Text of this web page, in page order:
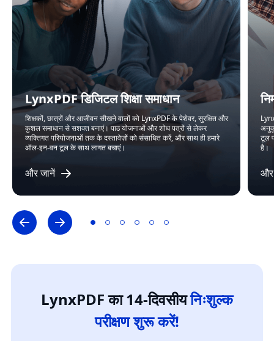
LynxPDF डिजिटल शिक्षा समाधान
शिक्षकों, छात्रों और आजीवन सीखने वालों को LynxPDF के पेशेवर, सुरक्षित और
कुशल समाधान से सशक्त बनाएं। पाठ योजनाओं और शोध पत्रों से लेकर
व्यक्तिगत परियोजनाओं तक के दस्तावेज़ों को संसाधित करें, और साथ ही हमारे
ऑल-इन-वन टूल के साथ लागत बचाएं।
और जानें
टूल
है।
और
LynxPDF का 14-दिवसीयनिःशुल्क
परीक्षण शुरू करें!